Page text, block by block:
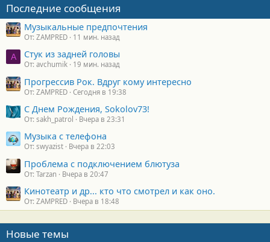
Последние сообщения
Музыкальные предпочтения
От: ZAMPRED 11 мин. назад
A Стук из задней головы
От: avchumik 19 мин. назад
Прогрессив Рок. Вдруг кому интересно
От: ZAMPRED Сегодня в 19:38
С Днем Рождения, Sokolov73!
От: sakh_patrol Вчера в 23:31
Музыка с телефона
От: swyazist Вчера в 22:03
Проблема с подключением блютуза
От: Tarzan Вчера в 20:47
Кинотеатр и др... кто что смотрел и как оно.
От: ZAMPRED Вчера в 18:48
Новые темы